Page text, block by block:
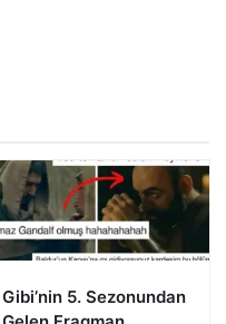
Gibi’nin 5. Sezonundan